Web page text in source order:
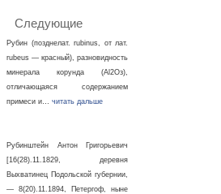
Следующие
Рубин (позднелат. rubinus, от лат.
rubeus — красный), разновидность
минерала корунда (Al2Oз),
отличающаяся содержанием
примеси и… читать дальше
Рубинштейн Антон Григорьевич
[16(28).11.1829, деревня
Выхватинец Подольской губернии,
— 8(20).11.1894, Петергоф, ныне